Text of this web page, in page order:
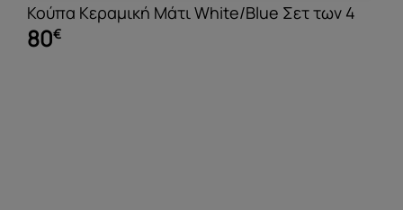
Κούπα Κεραμική Μάτι White/Blue Σετ των 4
80€